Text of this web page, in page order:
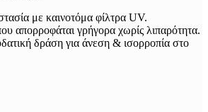
με καινοτόμα φίλτρα UV.
απορροφάται γρήγορα χωρίς λιπαρότητα.
δράση για άνεση & ισορροπία στο